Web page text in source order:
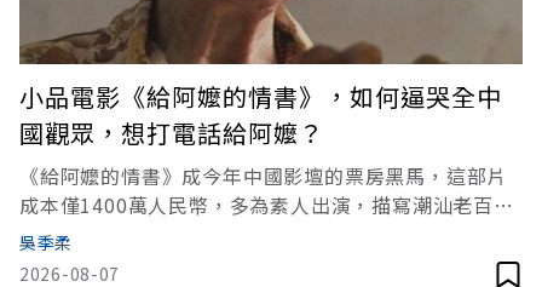
小品電影《給阿嬤的情書》，如何逼哭全中
國觀眾，想打電話給阿嬤？
《給阿嬤的情書》成今年中國影壇的票房黑馬，這部片
成本僅1400萬人民幣，多為素人出演，描寫潮汕老百姓
的故事，卻靠口碑逼哭整個中國、衝上年度票房前三。8
月15至16日也將在桃園電影節上映，究竟魅力何在？
吳季柔
2026-08-07